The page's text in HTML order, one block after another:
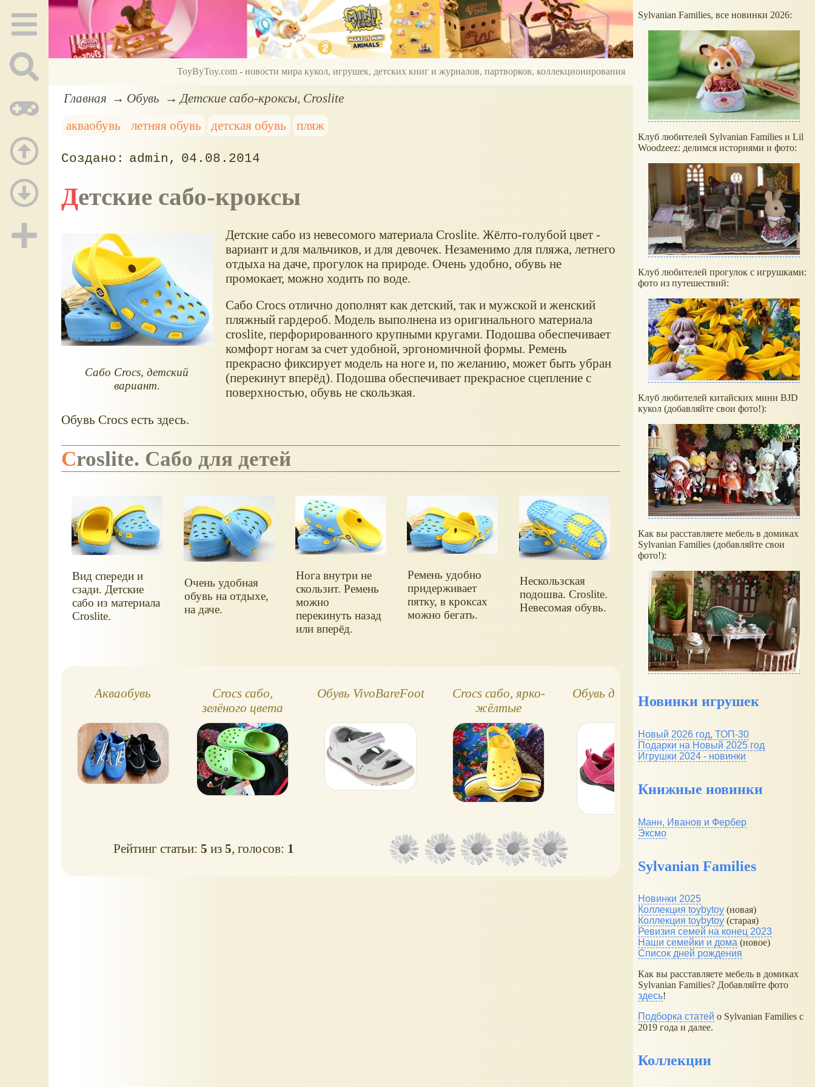
ToyByToy.com - новости мира кукол, игрушек, детских книг и журналов, партворков, коллекционирования
Главная Обувь
Детские сабо-кроксы, Croslite
акваобувь
летняя обувь детская обувь пляж
admin 04.08.2014
Детские сабо-кроксы
Сабо Crocs, детский
вариант.
Детские сабо из невесомого материала Croslite. Жёлто-голубой цвет -
вариант и для мальчиков, и для девочек. Незаменимо для пляжа, летнего
отдыха на даче, прогулок на природе. Очень удобно, обувь не
промокает, можно ходить по воде.
Сабо Crocs отлично дополнят как детский, так и мужской и женский
пляжный гардероб. Модель выполнена из оригинального материала
croslite, перфорированного крупными кругами. Подошва обеспечивает
комфорт ногам за счет удобной, эргономичной формы. Ремень
прекрасно фиксирует модель на ноге и, по желанию, может быть убран
(перекинут вперёд). Подошва обеспечивает прекрасное сцепление с
поверхностью, обувь не скользкая.
Обувь Crocs есть здесь.
Croslite. Сабо для детей
Вид спереди и
сзади. Детские
сабо из материала
Croslite.
Очень удобная
обувь на отдыхе,
на даче.
Нога внутри не
скользит. Ремень
можно
перекинуть назад
или вперёд.
Ремень удобно
придерживает
пятку, в кроксах
можно бегать.
Нескользская
подошва. Croslite.
Невесомая обувь.
Акваобувь
Crocs сабо,
зелёного цвета
Обувь VivoBareFoot
Crocs сабо, ярко-
жёлтые
Обувь для купания
об обуви для
Рейтинг статьи:5 из5 , голосов: 1
Sylvanian Families, все новинки 2026:
Клуб любителей Sylvanian Families и Lil
Woodzeez: делимся историями и фото:
Клуб любителей прогулок с игрушками:
фото из путешествий:
Клуб любителей китайских мини BJD
кукол (добавляйте свои фото!):
Как вы расставляете мебель в домиках
Sylvanian Families (добавляйте свои
фото!):
Новинки игрушек
Новый 2026 год, ТОП-30
Подарки на Новый 2025 год
Игрушки 2024 - новинки
Книжные новинки
Манн, Иванов и Фербер
Эксмо
Sylvanian Families
Новинки 2025
Коллекция toybytoy (новая)
Коллекция toybytoy (старая)
Ревизия семей на конец 2023
Наши семейки и дома (новое)
Список дней рождения
Как вы расставляете мебель в домиках
Sylvanian Families? Добавляйте фото
здесь!
Подборка статей о Sylvanian Families с
2019 года и далее.
Коллекции